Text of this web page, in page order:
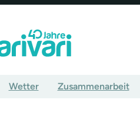
Wetter Zusammenarbeit